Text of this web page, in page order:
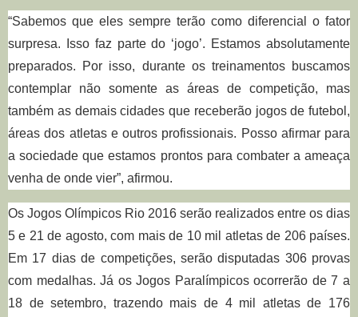
“Sabemos que eles sempre terão como diferencial o fator
surpresa. Isso faz parte do ‘jogo’. Estamos absolutamente
preparados. Por isso, durante os treinamentos buscamos
contemplar não somente as áreas de competição, mas
também as demais cidades que receberão jogos de futebol,
áreas dos atletas e outros profissionais. Posso afirmar para
a sociedade que estamos prontos para combater a ameaça
venha de onde vier”, afirmou.
Os Jogos Olímpicos Rio 2016 serão realizados entre os dias
5 e 21 de agosto, com mais de 10 mil atletas de 206 países.
Em 17 dias de competições, serão disputadas 306 provas
com medalhas. Já os Jogos Paralímpicos ocorrerão de 7 a
18 de setembro, trazendo mais de 4 mil atletas de 176